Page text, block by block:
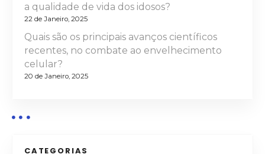
a qualidade de vida dos idosos?
22 de Janeiro, 2025
Quais são os principais avanços científicos
recentes, no combate ao envelhecimento
celular?
20 de Janeiro, 2025
CATEGORIAS